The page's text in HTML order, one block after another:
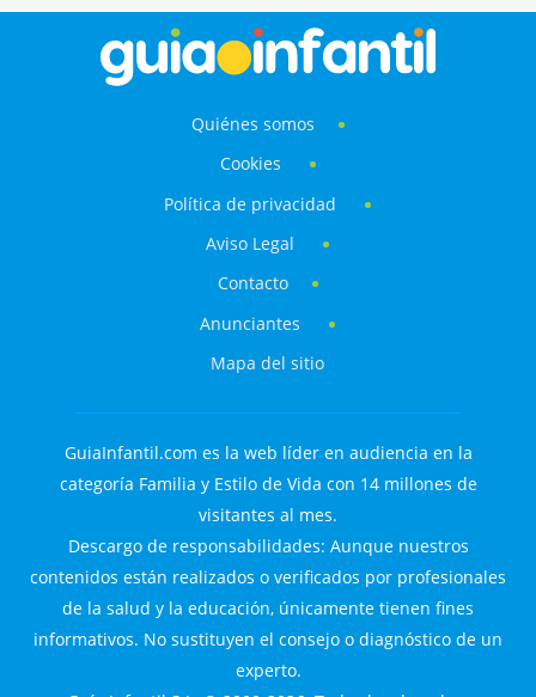
Quiénes somos
Cookies
Política de privacidad
Aviso Legal
Contacto
Anunciantes
Mapa del sitio
GuiaInfantil.com es la web líder en audiencia en la
categoría Familia y Estilo de Vida con 14 millones de
visitantes al mes.
Descargo de responsabilidades: Aunque nuestros
contenidos están realizados o verificados por profesionales
de la salud y la educación, únicamente tienen fines
informativos. No sustituyen el consejo o diagnóstico de un
experto.